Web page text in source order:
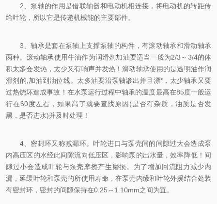
2、泵轴的作用是借联轴器和电动机相连接，将电动机的转距传
给叶轮，所以它是传递机械能的主要部件。
3、轴承是套在泵轴上支撑泵轴的构件，有滚动轴承和滑动轴承
两种。滚动轴承使用牛油作为润滑剂加油要适当一般为2/3～3/4的体
积太多会发热，太少又有响声并发热！滑动轴承使用的是透明油作润
滑剂的,加油到油位线。太多油要沿泵轴渗出并且漂*，太少轴承又要
过热烧坏造成事故！在水泵运行过程中轴承的温度最高在85度一般运
行在60度左右，如果高了就要查找原因(是否有杂质，油质是否发
黑，是否进水)并及时处理！
4、密封环又称减漏环。叶轮进口与泵壳间的间隙过大会造成泵
内高压区的水经此间隙流向低压区，影响泵的出水量，效率降低！间
隙过小会造成叶轮与泵壳摩擦产生磨损。为了增加回流阻力减少内
漏，延缓叶轮和泵壳的所使用寿命，在泵壳内缘和叶轮外援结合处装
有密封环，密封的间隙保持在0.25～1.10mm之间为宜。